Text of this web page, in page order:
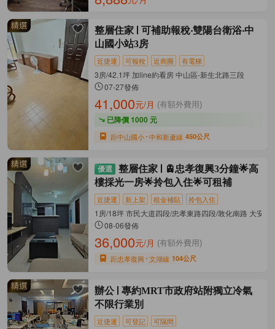
整層住家
可補助報稅‧雙陽台衛浴‧中
山國小站3房
近捷運 可報稅 近商圈 有電梯
3房/42.1坪 加line約看房 中山區-新生北路三段
07-27發佈
41,000元/月 (有額外費用)
已降價 1000 元
距中山國小 中和新蘆線 450公尺
整層住家
🚊忠孝復興3分鐘🌟高
樓採光一房🌟拎包入住🌟可租補
近捷運 新上架 租金補貼 拎包入住
1房/18坪 市民大道四段/忠孝東路四段/敦化南路 大安區
08-06發佈
36,000元/月 (有額外費用)
距忠孝復興 文湖線 104公尺
辦公
專約MRT市政府站附獨立冷氣
不限行業別
近捷運 可登記 可隔間